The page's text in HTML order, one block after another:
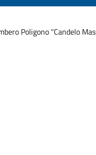
Poligono "Candelo